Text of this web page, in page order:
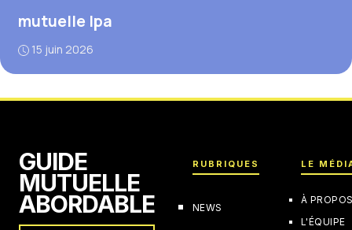
mutuelle lpa
15 juin 2026
GUIDE
MUTUELLE
ABORDABLE
RUBRIQUES
NEWS
LE
À
L'ÉQUIPE